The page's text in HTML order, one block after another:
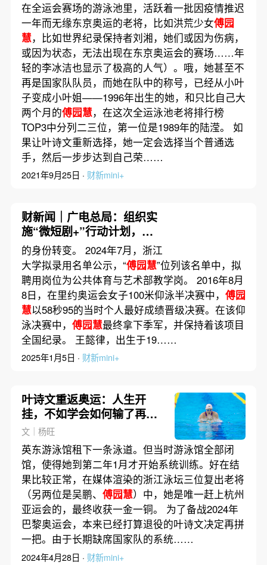
在全运会赛场的游泳池里，活跃着一批因疫情推迟
一年而无缘东京奥运的老将，比如洪荒少女傅园
慧，比如世界纪录保持者刘湘，她们或因为伤病，
或因为状态，无法出现在东京奥运会的赛场……年
轻的李冰洁也显示了极高的人气）。哦，她甚至不
再是国家队队员，而她在队中的称号，已经从小叶
子变成小叶姐——1996年出生的她，和只比自己大
两个月的傅园慧，在这次全运泳池老将排行榜
TOP3中分列二三位，第一位是1989年的陆滢。 如
果让叶诗文重新选择，她一定会选择当个普通选
手，然后一步步达到自己荣……
2021年9月25日 · 财新mini+
财新闻｜广电总局：组织实
施“微短剧+”行动计划，推
出300部重点微短剧
的身份转变。 2024年7月，浙江
大学拟录用名单公示，“傅园慧”位列该名单中，拟
聘用岗位为公共体育与艺术部教学岗。 2016年8月
8日，在里约奥运会女子100米仰泳半决赛中， 傅园
慧以58秒95的当时个人最好成绩晋级决赛。在该仰
泳决赛中， 傅园慧最终拿下季军，并保持着该项目
全国纪录。 王懿律，出生于19……
2025年1月5日 · 财新mini+
叶诗文重返奥运：人生开
挂，不如学会如何输了再赢
回来｜体坛
文｜杨旺
英东游泳馆租下一条泳道。但当时游泳馆全部闭
馆，使得她到第二年1月才开始系统训练。好在结
果比较正常，在媒体渲染的浙江泳坛三位复出老将
（另两位是吴鹏、 傅园慧）中，她是唯一赶上杭州
亚运会的，最终收获一金一铜。 为了备战2024年
巴黎奥运会，本来已经打算退役的叶诗文决定再拼
一把。由于长期缺席国家队的系统……
2024年4月28日 · 财新mini+